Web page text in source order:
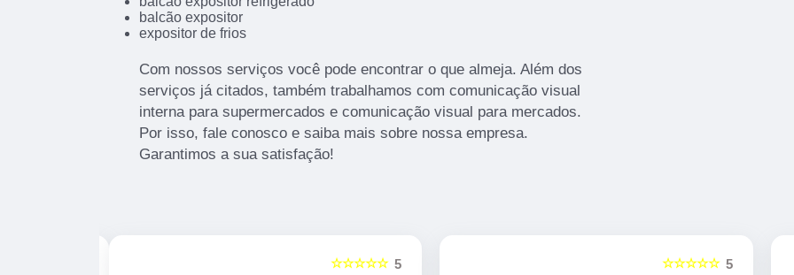
balcão expositor
expositor de frios
Com nossos serviços você pode encontrar o que almeja. Além dos
serviços já citados, também trabalhamos com comunicação visual
interna para supermercados e comunicação visual para mercados.
Por isso, fale conosco e saiba mais sobre nossa empresa.
Garantimos a sua satisfação!
5
☆☆☆☆☆ 5
☆☆☆☆☆